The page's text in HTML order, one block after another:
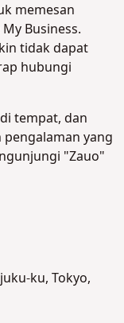
memesan
Business.
tidak dapat
hubungi
tempat, dan
yang
"Zauo"
ku, Tokyo,